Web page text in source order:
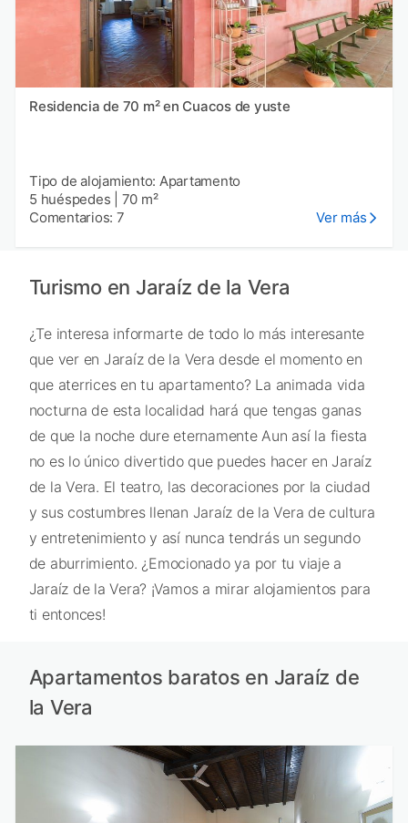
Residencia de 70 m² en Cuacos de yuste
Tipo de alojamiento: Apartamento
5 huéspedes
70 m²
Comentarios: 7
Ver más
Turismo en Jaraíz de la Vera
¿Te interesa informarte de todo lo más interesante
que ver en Jaraíz de la Vera desde el momento en
que aterrices en tu apartamento? La animada vida
nocturna de esta localidad hará que tengas ganas
de que la noche dure eternamente Aun así la fiesta
no es lo único divertido que puedes hacer en Jaraíz
de la Vera. El teatro, las decoraciones por la ciudad
y sus costumbres llenan Jaraíz de la Vera de cultura
y entretenimiento y así nunca tendrás un segundo
de aburrimiento. ¿Emocionado ya por tu viaje a
Jaraíz de la Vera? ¡Vamos a mirar alojamientos para
ti entonces!
Apartamentos baratos en Jaraíz de
la Vera